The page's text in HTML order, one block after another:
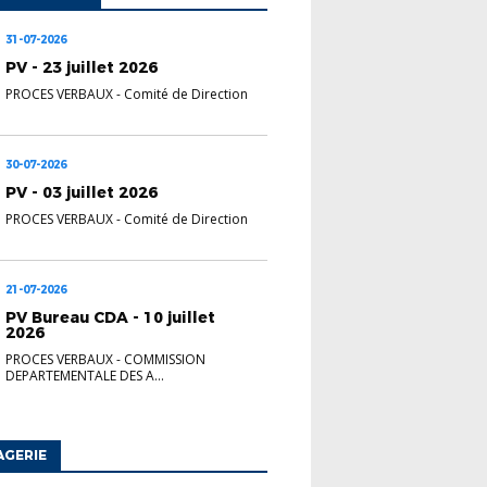
31-07-2026
PV - 23 juillet 2026
PROCES VERBAUX- Comité de Direction
30-07-2026
PV - 03 juillet 2026
PROCES VERBAUX- Comité de Direction
21-07-2026
PV Bureau CDA - 10 juillet
2026
PROCES VERBAUX- COMMISSION
DEPARTEMENTALE DES A...